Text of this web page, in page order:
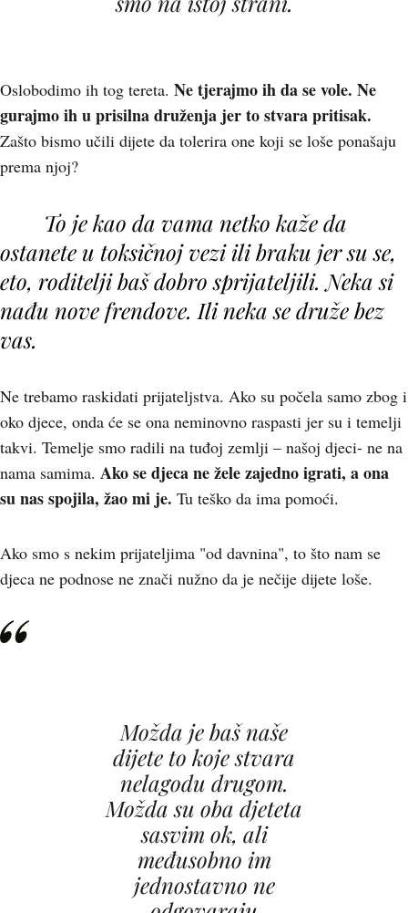
Oslobodimo ih tog tereta. Ne tjerajmo ih da se vole. Ne
gurajmo ih u prisilna druženja jer to stvara pritisak.
Zašto bismo učili dijete da tolerira one koji se loše ponašaju
prema njoj?
To je kao da vama netko kaže da
ostanete u toksičnoj vezi ili braku jer su se,
eto, roditelji baš dobro sprijateljili. Neka si
nađu nove frendove. Ili neka se druže bez
vas.
Ne trebamo raskidati prijateljstva. Ako su počela samo zbog i
oko djece, onda će se ona neminovno raspasti jer su i temelji
takvi. Temelje smo radili na tuđoj zemlji – našoj djeci- ne na
nama samima. Ako se djeca ne žele zajedno igrati, a ona
su nas spojila, žao mi je. Tu teško da ima pomoći.
Ako smo s nekim prijateljima "od davnina", to što nam se
djeca ne podnose ne znači nužno da je nečije dijete loše.
Možda je baš naše
dijete to koje stvara
nelagodu drugom.
Možda su oba djeteta
sasvim ok, ali
međusobno im
jednostavno ne